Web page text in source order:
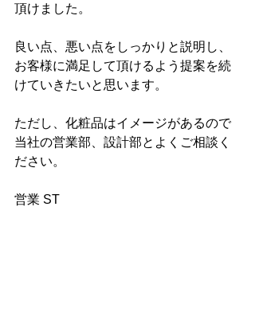
頂けました。
良い点、悪い点をしっかりと説明し、
お客様に満足して頂けるよう提案を続
けていきたいと思います。
ただし、化粧品はイメージがあるので
当社の営業部、設計部とよくご相談く
ださい。
営業 ST